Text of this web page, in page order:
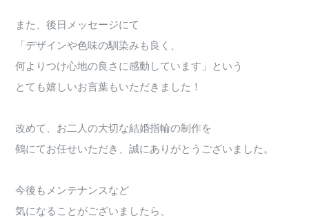
また、後日メッセージにて
「デザインや色味の馴染みも良く、
何よりつけ心地の良さに感動しています」という
とても嬉しいお言葉もいただきました！
改めて、お二人の大切な結婚指輪の制作を
鶴にてお任せいただき、誠にありがとうございました。
今後もメンテナンスなど
気になることがございましたら、